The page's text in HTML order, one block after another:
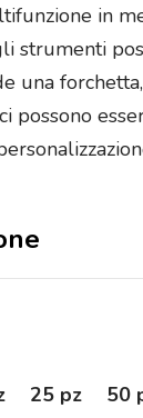
in
strumenti
una
possono
25 pz 50